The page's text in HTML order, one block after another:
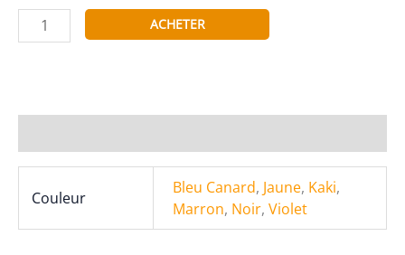
quantité
de
à
Patchwork
ACHETER
Couleur
Bleu Canard, Jaune, Kaki,
Marron, Noir,Violet